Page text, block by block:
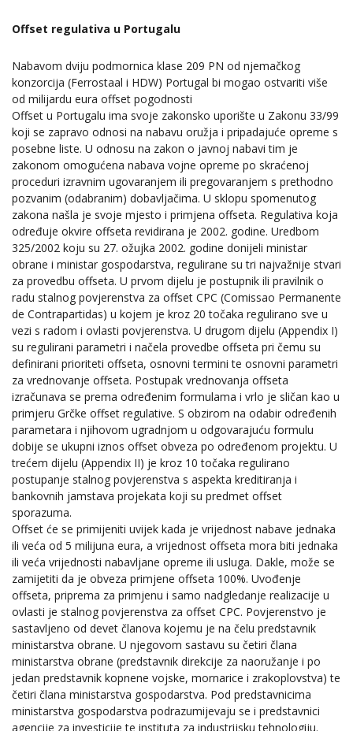
Offset regulativa u Portugalu
Nabavom dviju podmornica klase 209 PN od njemačkog
konzorcija (Ferrostaal i HDW) Portugal bi mogao ostvariti više
od milijardu eura offset pogodnosti
Offset u Portugalu ima svoje zakonsko uporište u Zakonu 33/99
koji se zapravo odnosi na nabavu oružja i pripadajuće opreme s
posebne liste. U odnosu na zakon o javnoj nabavi tim je
zakonom omogućena nabava vojne opreme po skraćenoj
proceduri izravnim ugovaranjem ili pregovaranjem s prethodno
pozvanim (odabranim) dobavljačima. U sklopu spomenutog
zakona našla je svoje mjesto i primjena offseta. Regulativa koja
određuje okvire offseta revidirana je 2002. godine. Uredbom
325/2002 koju su 27. ožujka 2002. godine donijeli ministar
obrane i ministar gospodarstva, regulirane su tri najvažnije stvari
za provedbu offseta. U prvom dijelu je postupnik ili pravilnik o
radu stalnog povjerenstva za offset CPC (Comissao Permanente
de Contrapartidas) u kojem je kroz 20 točaka regulirano sve u
vezi s radom i ovlasti povjerenstva. U drugom dijelu (Appendix I)
su regulirani parametri i načela provedbe offseta pri čemu su
definirani prioriteti offseta, osnovni termini te osnovni parametri
za vrednovanje offseta. Postupak vrednovanja offseta
izračunava se prema određenim formulama i vrlo je sličan kao u
primjeru Grčke offset regulative. S obzirom na odabir određenih
parametara i njihovom ugradnjom u odgovarajuću formulu
dobije se ukupni iznos offset obveza po određenom projektu. U
trećem dijelu (Appendix II) je kroz 10 točaka regulirano
postupanje stalnog povjerenstva s aspekta kreditiranja i
bankovnih jamstava projekata koji su predmet offset
sporazuma.
Offset će se primijeniti uvijek kada je vrijednost nabave jednaka
ili veća od 5 milijuna eura, a vrijednost offseta mora biti jednaka
ili veća vrijednosti nabavljane opreme ili usluga. Dakle, može se
zamijetiti da je obveza primjene offseta 100%. Uvođenje
offseta, priprema za primjenu i samo nadgledanje realizacije u
ovlasti je stalnog povjerenstva za offset CPC. Povjerenstvo je
sastavljeno od devet članova kojemu je na čelu predstavnik
ministarstva obrane. U njegovom sastavu su četiri člana
ministarstva obrane (predstavnik direkcije za naoružanje i po
jedan predstavnik kopnene vojske, mornarice i zrakoplovstva) te
četiri člana ministarstva gospodarstva. Pod predstavnicima
ministarstva gospodarstva podrazumijevaju se i predstavnici
agencije za investicije te instituta za industrijsku tehnologiju.